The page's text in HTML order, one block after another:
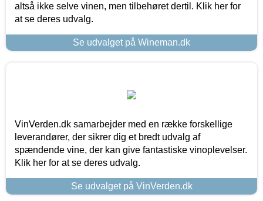
altså ikke selve vinen, men tilbehøret dertil. Klik her for
at se deres udvalg.
Se udvalget på Wineman.dk
VinVerden.dk samarbejder med en række forskellige
leverandører, der sikrer dig et bredt udvalg af
spændende vine, der kan give fantastiske vinoplevelser.
Klik her for at se deres udvalg.
Se udvalget på VinVerden.dk